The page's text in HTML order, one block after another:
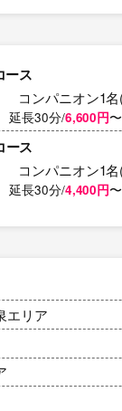
ース
コンパニオン1
延長30分/6,600円
ース
コンパニオン1
延長30分/4,400円
エリア